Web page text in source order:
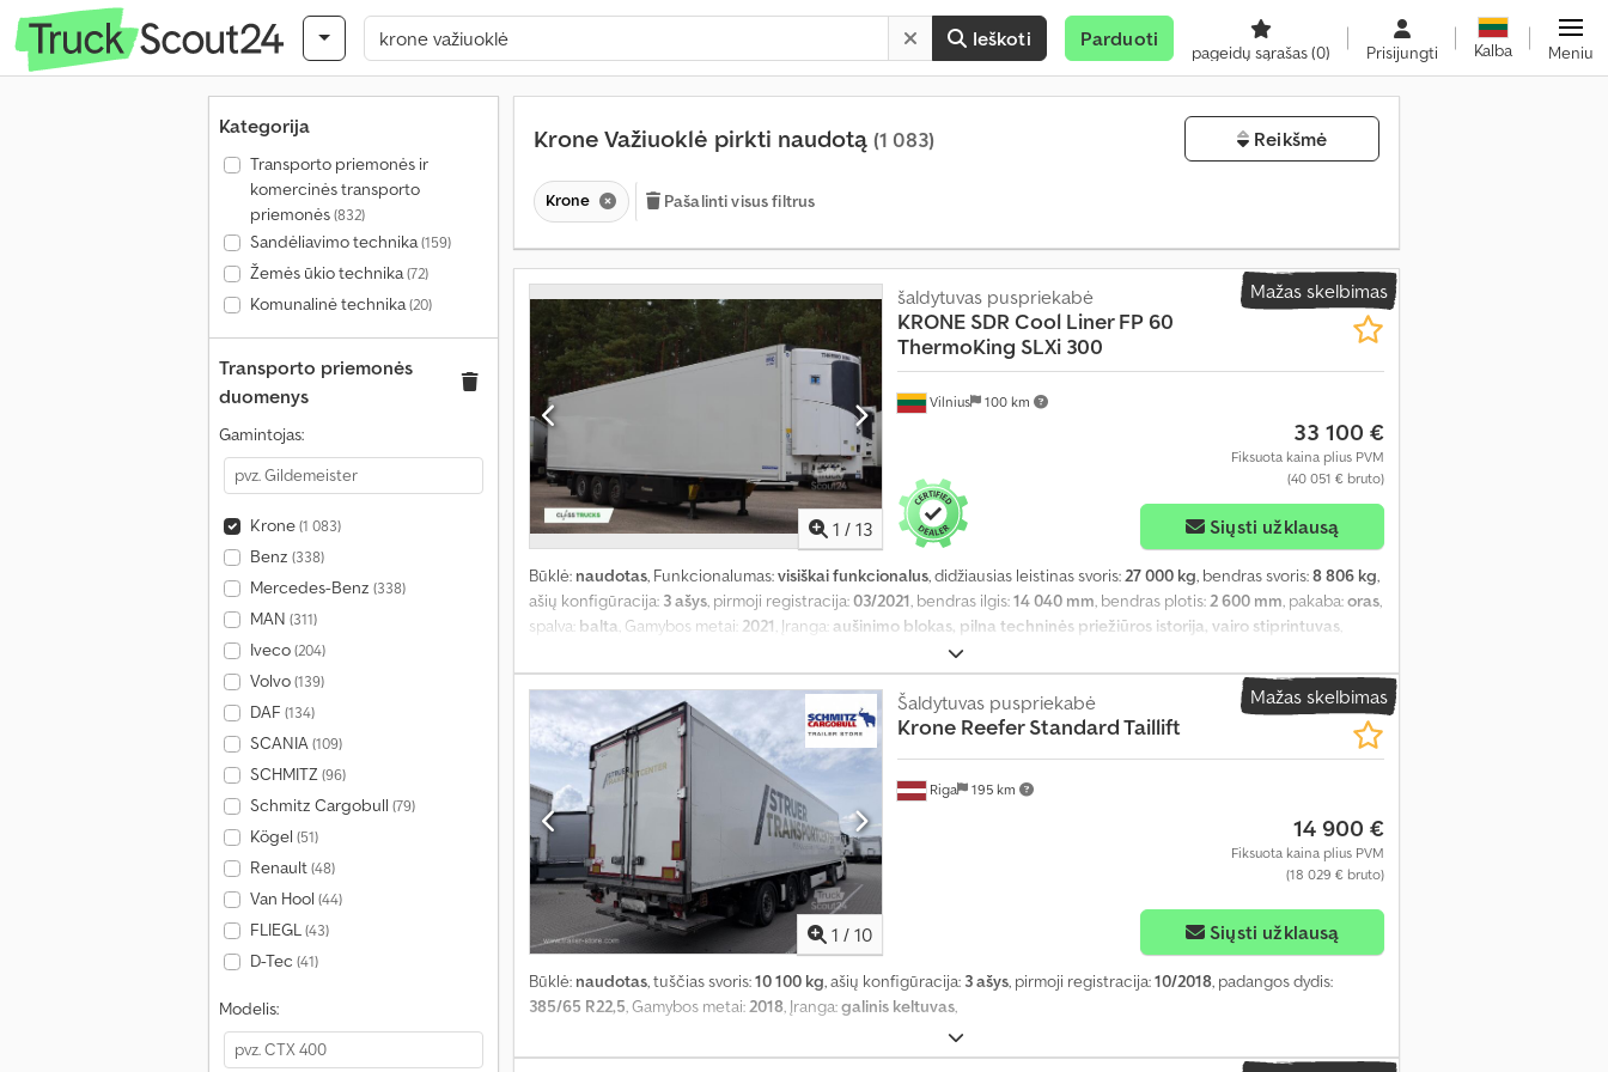
Ieškoti Parduoti
pageidų sąrašas(0) Prisijungti Kalba Meniu
Kategorija
Transporto priemonės ir
komercinės transporto
priemonės(832)
Sandėliavimo technika(159)
Žemės ūkio technika(72)
Komunalinė technika(20)
Transporto priemonės
duomenys
Gamintojas:
Krone(1 083)
Benz (338)
Mercedes-Benz (338)
MAN (311)
Iveco(204)
Volvo(139)
DAF (134)
SCANIA(109)
SCHMITZ(96)
Schmitz Cargobull (79)
Kögel (51)
Renault(48)
Van Hool (44)
FLIEGL(43)
D-Tec (41)
Modelis:
Krone Važiuoklė pirkti naudotą (1 083) Reikšmė
Krone Pašalinti visus filtrus
Mažas skelbimas
1 / 13
Vilnius 100 km
šaldytuvas puspriekabė
KRONE SDR Cool Liner FP 60
ThermoKing SLXi 300
33 100 €
Fiksuota kaina plius PVM
(40 051 € bruto)
Siųsti užklausą
Būklė: naudotas, Funkcionalumas:visiškai funkcionalus, didžiausias leistinas svoris:27 000 kg, bendras svoris:8 806 kg,
ašių konfigūracija: 3 ašys, pirmoji registracija:03/2021, bendras ilgis:14 040 mm, bendras plotis:2 600 mm, pakaba:oras,
spalva: balta, Gamybos metai: 2021, Įranga: aušinimo blokas, pilna techninės priežiūros istorija, vairo stiprintuvas,
Techninės specifikacijos Aušinimo blokas Thermo King SLX i 300-50, dyzelinis/elektrinis, komplekte i-Box, su duomenų
įrašymu KRONE ašys su pneumatine pakaba ir diskiniais stabdžiais Padangų Informacija Djdpfx Acezrkzysmjck Priekinė
kairė - 5 mm Priekinė dešinė - 5 mm Vidurinė kairė - 5 mm Vidurinė dešinė - 5 mm Galinė kairė - 5 mm Galinė dešinė - 5
mm
Mažas skelbimas
1 / 10
Riga 195 km
Šaldytuvas puspriekabė
Krone Reefer Standard Taillift
14 900 €
Fiksuota kaina plius PVM
(18 029 € bruto)
Siųsti užklausą
Būklė: naudotas, tuščias svoris:10 100 kg, ašių konfigūracija: 3 ašys, pirmoji registracija:10/2018, padangos dydis:
385/65 R22,5, Gamybos metai:2018, Įranga:galinis keltuvas,
T
r
a
n